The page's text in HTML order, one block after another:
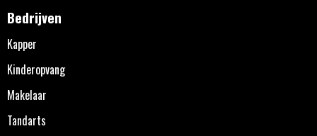
Bedrijven
Kapper
Kinderopvang
Makelaar
Tandarts